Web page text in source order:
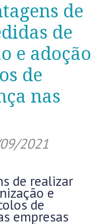
de
de
e adoção
de
nas
2021
de realizar
e
de
empresas